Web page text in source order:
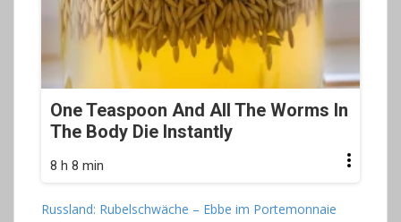
One Teaspoon And All The Worms In
The Body Die Instantly
8 h 8 min
Russland: Rubelschwäche – Ebbe im Portemonnaie